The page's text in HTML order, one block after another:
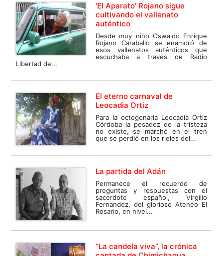
‘El Aparato’ Rojano sigue
cultivando el vallenato
auténtico
Desde muy niño Oswaldo Enrique
Rojano Caraballo se enamoró de
esos vallenatos auténticos que
escuchaba a través de Radio
Libertad de...
El eterno carnaval de
Leocadia Ortiz
Para la octogenaria Leocadia Ortiz
Córdoba la pesadez de la tristeza
no existe, se marchó en el tren
que se perdió en los rieles del...
La partida del Adán
Permanece el recuerdo de
preguntas y respuestas con el
sacerdote español, Virgilio
Fernandez, del glorioso Ateneo El
Rosario, en nivel...
“La candela viva”, la crónica